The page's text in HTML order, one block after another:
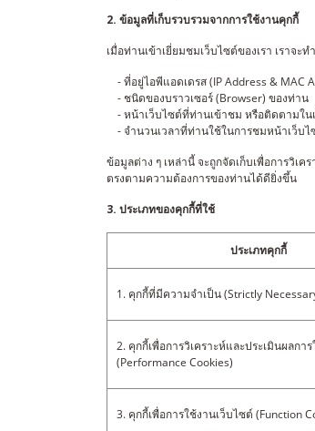
2. ข้อมูลที่เก็บรวบรวมจากการใช้งานคุกกี้
เมื่อท่านเข้าเยี่ยมชมเว็บไซต์ของเรา เราจ
- ที่อยู่ไอพีแอดเดรส (IP Address & MAC
- ชนิดของบราวเซอร์ (Browser) ของท่าน
- หน้าเว็บไซต์ที่ท่านเข้าชม หรือติดตามใน
- จำนวนเวลาที่ท่านใช้ในการชมหน้าเว็บ
ข้อมูลต่าง ๆ เหล่านี้ จะถูกจัดเก็บเพื่อการวิเ
ตรงตามความต้องการของท่านได้ดียิ่งขึ้น
3. ประเภทของคุกกี้ที่ใช้
ประเภทคุกกี้
1. คุกกี้ที่มีความจำเป็น (Strictly
2. คุกกี้เพื่อการวิเคราะห์และประเมินผลกา
(Performance Cookies)
3. คุกกี้เพื่อการใช้งานเว็บไซต์ (Function